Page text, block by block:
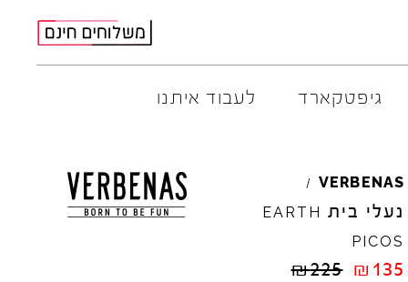
AMBITIOUS
ARO
ELIA
EL
GOLA
גיפטקארד לעבוד איתנו
VERBENAS
/
נעלי בית EARTH
PICOS
₪225 ₪ 135